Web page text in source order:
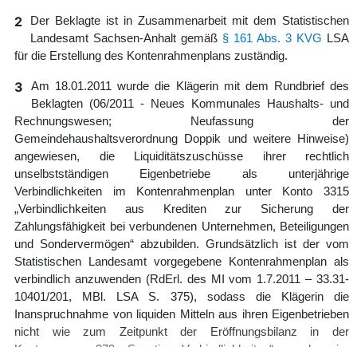
2
Der Beklagte ist in Zusammenarbeit mit dem Statistischen
Landesamt Sachsen-Anhalt gemäß § 161 Abs. 3 KVG LSA
für die Erstellung des Kontenrahmenplans zuständig.
3
Am 18.01.2011 wurde die Klägerin mit dem Rundbrief des
Beklagten (06/2011 - Neues Kommunales Haushalts- und
Rechnungswesen; Neufassung der
Gemeindehaushaltsverordnung Doppik und weitere Hinweise)
angewiesen, die Liquiditätszuschüsse ihrer rechtlich
unselbstständigen Eigenbetriebe als unterjährige
Verbindlichkeiten im Kontenrahmenplan unter Konto 3315
„Verbindlichkeiten aus Krediten zur Sicherung der
Zahlungsfähigkeit bei verbundenen Unternehmen, Beteiligungen
und Sondervermögen“ abzubilden. Grundsätzlich ist der vom
Statistischen Landesamt vorgegebene Kontenrahmenplan als
verbindlich anzuwenden (RdErl. des MI vom 1.7.2011 – 33.31-
10401/201, MBl. LSA S. 375), sodass die Klägerin die
Inanspruchnahme von liquiden Mitteln aus ihren Eigenbetrieben
nicht wie zum Zeitpunkt der Eröffnungsbilanz in der